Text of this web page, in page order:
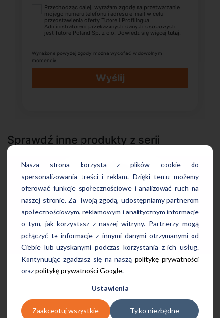
Nasza strona korzysta z plików cookie do
spersonalizowania treści i reklam. Dzięki temu możemy
oferować funkcje społecznościowe i analizować ruch na
naszej stronie. Za Twoją zgodą, udostępniamy partnerom
społecznościowym, reklamowym i analitycznym informacje
o tym, jak korzystasz z naszej witryny. Partnerzy mogą
połączyć te informacje z innymi danymi otrzymanymi od
Ciebie lub uzyskanymi podczas korzystania z ich usług.
Kontynuując zgadzasz się na nasząpolitykę prywatności
orazpolitykę prywatności Google.
Ustawienia
Zaakceptuj wszystkie Tylko niezbędne
Przechodząc dalej, wyrażam zgodę na przetwarzanie
mojego numeru telefonu i adresu e-mail w celu
przedstawienia oferty Tutore i Profilingua.
Administratorem przekazanych danych osobowych
jest Tutore Poland Sp. z o.o. Dowiedz się więcej tutaj.
Wyrażone powyżej zgody można wycofać w dowolnym
momencie.
Wyślij
Sprawdź inne produkty z serii
Matura z matematyki